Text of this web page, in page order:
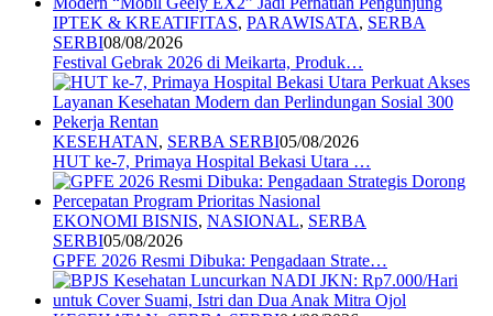
IPTEK & KREATIFITAS, PARAWISATA, SERBA
SERBI08/08/2026
Festival Gebrak 2026 di Meikarta, Produk…
KESEHATAN, SERBA SERBI05/08/2026
HUT ke-7, Primaya Hospital Bekasi Utara …
EKONOMI BISNIS, NASIONAL, SERBA
SERBI05/08/2026
GPFE 2026 Resmi Dibuka: Pengadaan Strate…